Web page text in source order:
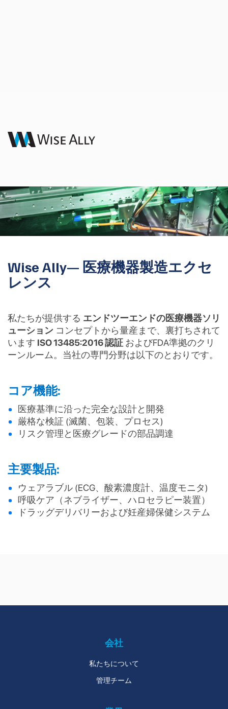
医療/ヘルスケア
Wise Ally— 医療機器製造エクセ
レンス
私たちが提供する エンドツーエンドの医療機器ソリ
ューション コンセプトから量産まで、裏打ちされて
います ISO 13485:2016 認証 およびFDA準拠のクリ
ーンルーム。当社の専門分野は以下のとおりです。
コア機能:
医療基準に沿った完全な設計と開発
厳格な検証 (滅菌、包装、プロセス)
リスク管理と医療グレードの部品調達
主要製品:
ウェアラブル (ECG、酸素濃度計、温度モニタ)
呼吸ケア（ネブライザー、ハロセラピー装置）
ドラッグデリバリーおよび妊産婦保健システム
会社
私たちについて
管理チーム